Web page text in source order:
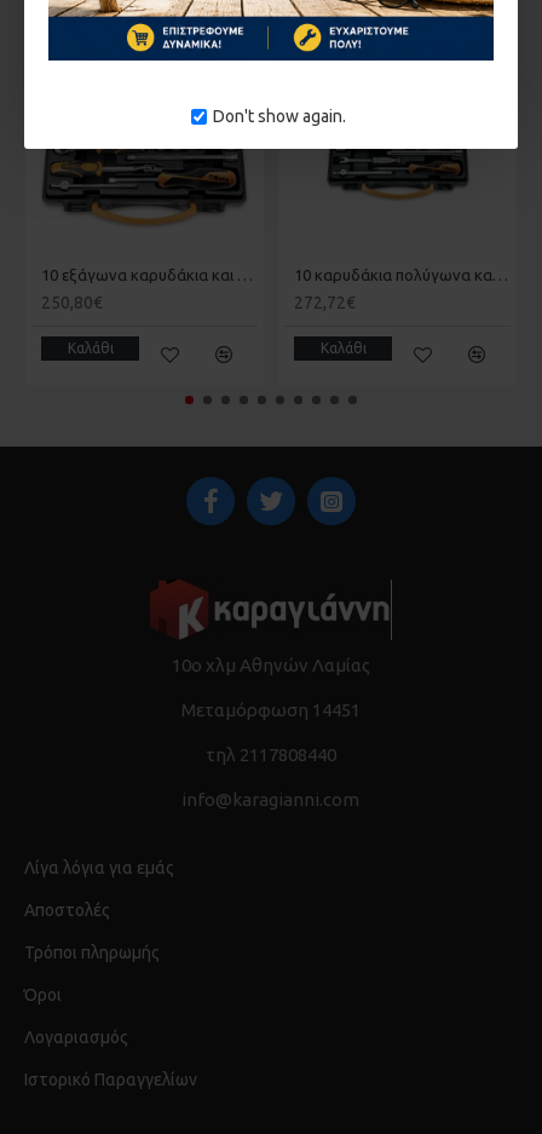
Don't show again.
ΚΑΤΌΠΙΝ ΠΑΡΑΓΓΕΛΊΑΣ
10 εξάγωνα καρυδάκια και 7 βοηθητικά εξαρτήματα 1/4 BETA 009000981
250,80€
Καλάθι
ΚΑΤΌΠΙΝ ΠΑΡΑΓΓΕΛΊΑΣ
10 καρυδάκια πολύγωνα και 7 βοηθητικά εξαρτήματα, για αεροναυτική συντήρηση 1/4 BETA 009000982
272,72€
Καλάθι
10ο χλμ Αθηνών Λαμίας
Μεταμόρφωση 14451
τηλ 2117808440
info@karagianni.com
Λίγα λόγια για εμάς
Αποστολές
Τρόποι πληρωμής
Όροι
Λογαριασμός
Ιστορικό Παραγγελίων